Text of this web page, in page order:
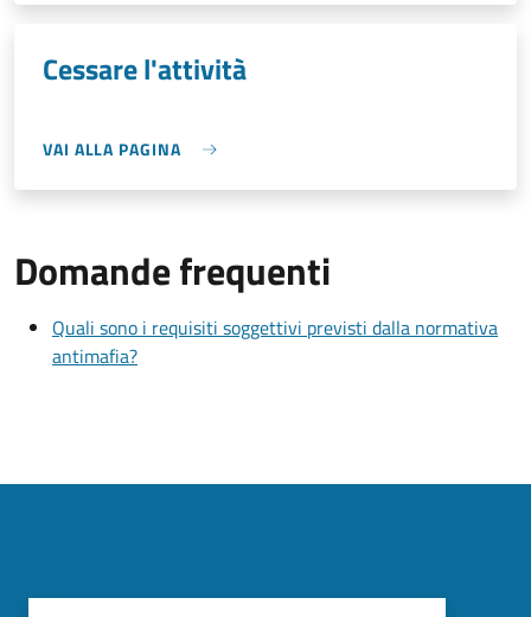
Cessare l'attività
VAI ALLA PAGINA
Domande frequenti
Quali sono i requisiti soggettivi previsti dalla normativa
antimafia?